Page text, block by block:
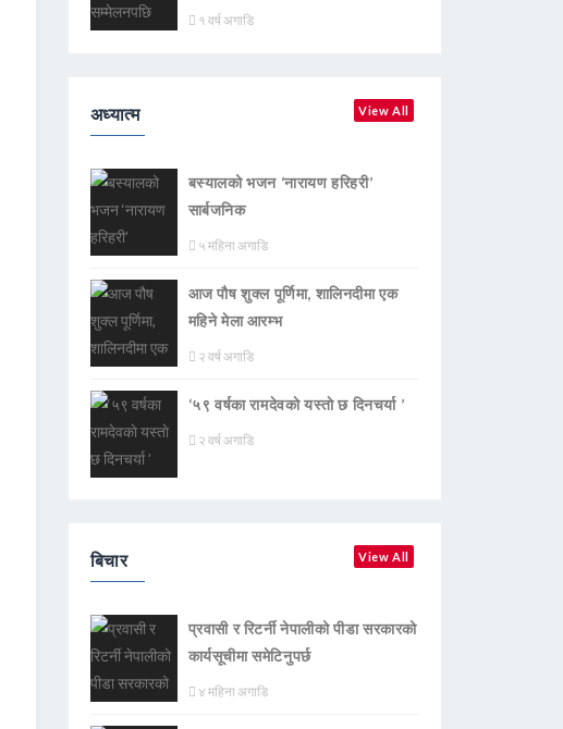
१ वर्ष अगाडि
अध्यात्म View All
बस्यालको भजन ‘नारायण हरिहरी’
सार्बजनिक
५ महिना अगाडि
आज पौष शुक्ल पूर्णिमा, शालिनदीमा एक
महिने मेला आरम्भ
२ वर्ष अगाडि
‘५९ वर्षका रामदेवकाे यस्ताे छ दिनचर्या ’
२ वर्ष अगाडि
बिचार View All
प्रवासी र रिटर्नी नेपालीको पीडा सरकारको
कार्यसूचीमा समेटिनुपर्छ
४ महिना अगाडि